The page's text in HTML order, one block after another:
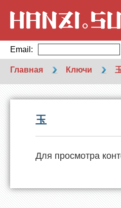
Email:
Главная Ключи
玉
Для просмотра